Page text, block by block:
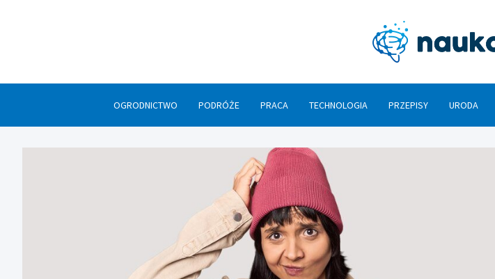
OGRODNICTWO PODRÓŻE PRACA TECHNOLOGIA PRZEPISY URODA